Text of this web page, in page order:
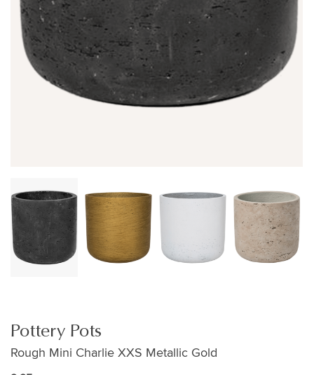
Pottery Pots
Rough Mini Charlie XXS Metallic Gold